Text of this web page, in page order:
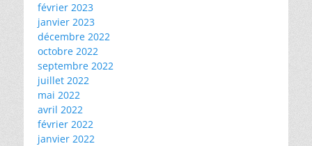
février 2023
janvier 2023
décembre 2022
octobre 2022
septembre 2022
juillet 2022
mai 2022
avril 2022
février 2022
janvier 2022